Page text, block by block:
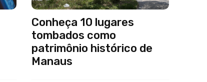
Conheça 10 lugares
tombados como
patrimônio histórico de
Manaus